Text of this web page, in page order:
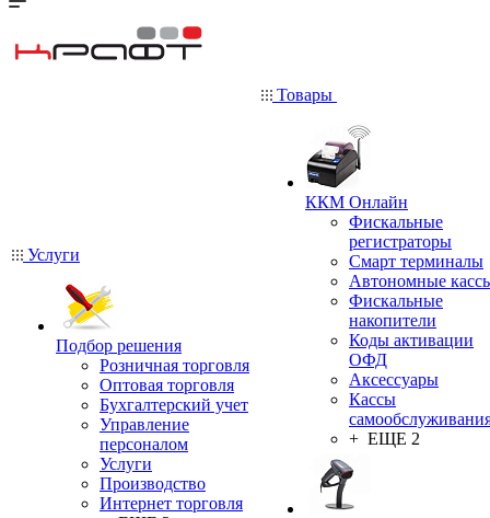
Услуги
Подбор решения
Розничная торговля
Оптовая торговля
Бухгалтерский учет
Управление
персоналом
Услуги
Производство
Интернет торговля
Товары
ККМ Онлайн
Фискальные
регистраторы
Смарт терминалы
Автономные
Фискальные
накопители
Коды активации
ОФД
Аксессуары
Кассы
+ ЕЩЕ 2